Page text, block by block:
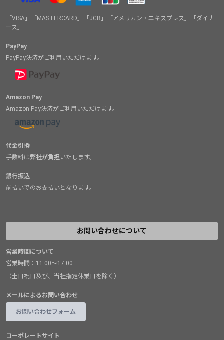
「VISA」「MASTERCARD」「JCB」「アメリカン・エキスプレス」「ダイナ
ース」
PayPay
PayPay決済がご利用いただけます。
Amazon Pay
Amazon Pay決済がご利用いただけます。
代金引換
手数料は弊社が負担いたします。
銀行振込
前払いでのお支払いとなります。
お問い合わせについて
営業時間について
営業時間：11:00～17:00
（土日祝日及び、当社指定休業日を除く）
メールによるお問い合わせ
お問い合わせフォーム
コーポレートサイト